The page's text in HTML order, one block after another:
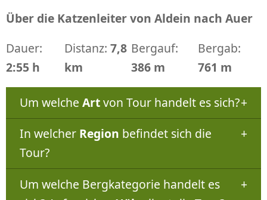
Über die Katzenleiter von Aldein nach Auer
Dauer:
2:55 h
Distanz: 7,8
km
Bergauf:
386 m
Bergab:
761 m
Um welche Artvon Tour handelt es sich?
In welcher Region befindet sich die
Tour?
Um welche Bergkategorie handelt es